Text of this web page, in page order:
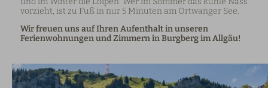
vorzieht, ist zu Fuß in nur 5 Minuten am Ortwanger See.
Wir freuen uns auf Ihren Aufenthalt in unseren
Ferienwohnungen und Zimmern in Burgberg im Allgäu!